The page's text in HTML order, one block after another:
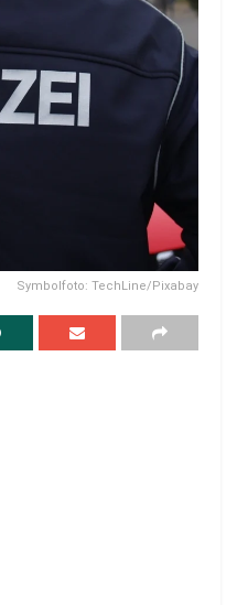
Symbolfoto: TechLine/Pixabay